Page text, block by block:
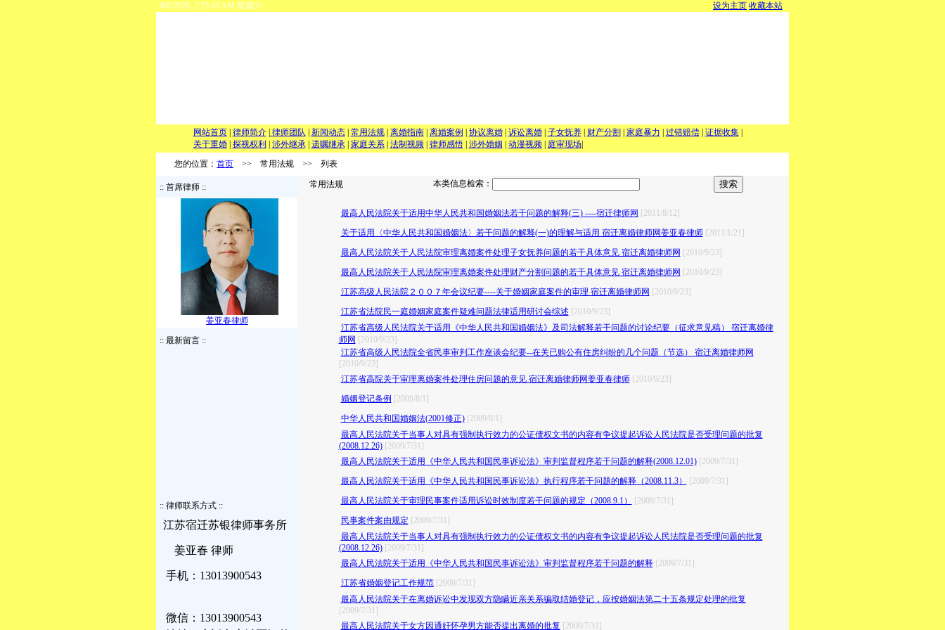
8/8/2026, 2:25:45 AM 星期六 设为主页 收藏本站
网站首页 律师简介 律师团队 新闻动态 常用法规 离婚指南 离婚案例 协议离婚 诉讼离婚 子女抚养 财产分割 家庭暴力 过错赔偿 证据收集
关于重婚
探视权利 涉外继承 遗嘱继承 家庭关系 法制视频 律师感悟 涉外婚姻 动漫视频| 庭审现场|
您的位置： 首页 >> 常用法规 >> 列表
:: 首席律师 ::
姜亚春律师
:: 最新留言 ::
:: 律师联系方式 ::
江苏宿迁苏银律师事务所
姜亚春 律师
手机：13013900543
微信：13013900543
常用法规 本类信息检索：
最高人民法院关于适用中华人民共和国婚姻法若干问题的解释(三) ----宿迁律师网 [2011/8/12]
关于适用〈中华人民共和国婚姻法〉若干问题的解释(一)的理解与适用 宿迁离婚律师网姜亚春律师 [2011/1/21]
最高人民法院关于人民法院审理离婚案件处理子女抚养问题的若干具体意见 宿迁离婚律师网 [2010/9/23]
最高人民法院关于人民法院审理离婚案件处理财产分割问题的若干具体意见 宿迁离婚律师网 [2010/9/23]
江苏高级人民法院２００７年会议纪要----关于婚姻家庭案件的审理 宿迁离婚律师网 [2010/9/23]
江苏省法院民一庭婚姻家庭案件疑难问题法律适用研讨会综述 [2010/9/23]
江苏省高级人民法院关于适用《中华人民共和国婚姻法》及司法解释若干问题的讨论纪要（征求意见稿） 宿迁离婚律
师网 [2010/9/23]
江苏省高级人民法院全省民事审判工作座谈会纪要--在关已购公有住房纠纷的几个问题（节选） 宿迁离婚律师网
[2010/9/23]
江苏省高院关于审理离婚案件处理住房问题的意见 宿迁离婚律师网姜亚春律师 [2010/9/23]
婚姻登记条例 [2009/8/1]
中华人民共和国婚姻法(2001修正) [2009/8/1]
最高人民法院关于当事人对具有强制执行效力的公证债权文书的内容有争议提起诉讼人民法院是否受理问题的批复
(2008.12.26) [2009/7/31]
最高人民法院关于适用《中华人民共和国民事诉讼法》审判监督程序若干问题的解释(2008.12.01) [2009/7/31]
最高人民法院关于适用《中华人民共和国民事诉讼法》执行程序若干问题的解释（2008.11.3）
[2009/7/31]
最高人民法院关于审理民事案件适用诉讼时效制度若干问题的规定（2008.9.1）
[2009/7/31]
民事案件案由规定 [2009/7/31]
最高人民法院关于当事人对具有强制执行效力的公证债权文书的内容有争议提起诉讼人民法院是否受理问题的批复
(2008.12.26) [2009/7/31]
最高人民法院关于适用《中华人民共和国民事诉讼法》审判监督程序若干问题的解释 [2009/7/31]
江苏省婚姻登记工作规范 [2009/7/31]
最高人民法院关于在离婚诉讼中发现双方隐瞒近亲关系骗取结婚登记，应按婚姻法第二十五条规定处理的批复
[2009/7/31]
最高人民法院关于女方因通奸怀孕男方能否提出离婚的批复 [2009/7/31]